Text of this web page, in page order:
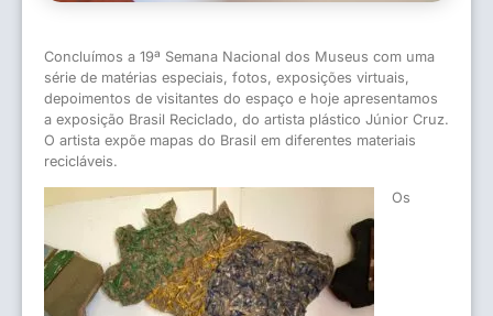
Concluímos a 19ª Semana Nacional dos Museus com uma
série de matérias especiais, fotos, exposições virtuais,
depoimentos de visitantes do espaço e hoje apresentamos
a exposição Brasil Reciclado, do artista plástico Júnior Cruz.
O artista expõe mapas do Brasil em diferentes materiais
recicláveis.
Os